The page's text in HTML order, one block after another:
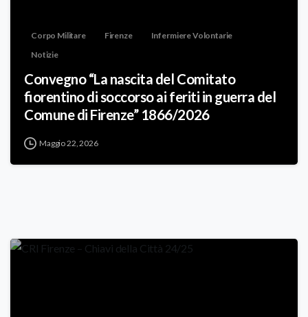
Corpo Militare Firenze
Infermiere Volontarie
Notizie
Convegno “La nascita del Comitato
fiorentino di soccorso ai feriti in guerra del
Comune di Firenze” 1866/2026
Maggio 22, 2026